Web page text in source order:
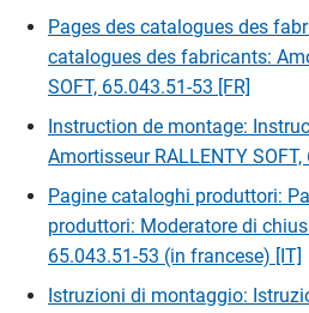
Pages des catalogues des
catalogues des fabricants:
SOFT, 65.043.51-53 [FR]
Instruction de montage:
Amortisseur RALLENTY SOFT,
Pagine cataloghi produttori:
produttori: Moderatore di
65.043.51-53 (in francese) [IT]
Istruzioni di montaggio: